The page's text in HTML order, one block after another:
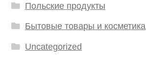
Польские продукты
Бытовые товары и косметика
Uncategorized